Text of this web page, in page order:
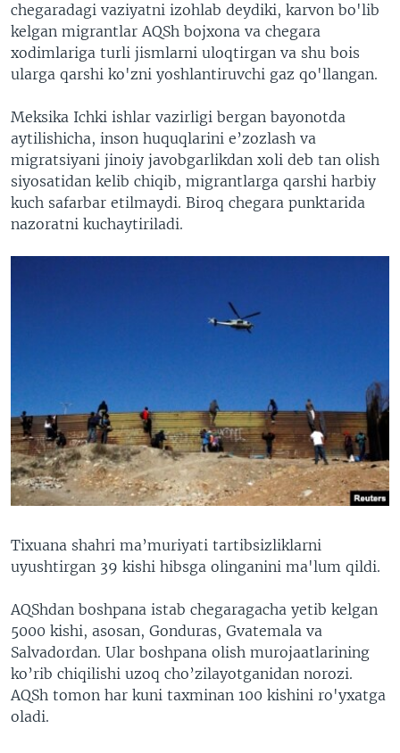
chegaradagi vaziyatni izohlab deydiki, karvon bo'lib
kelgan migrantlar AQSh bojxona va chegara
xodimlariga turli jismlarni uloqtirgan va shu bois
ularga qarshi ko'zni yoshlantiruvchi gaz qo'llangan.
Meksika Ichki ishlar vazirligi bergan bayonotda
aytilishicha, inson huquqlarini e’zozlash va
migratsiyani jinoiy javobgarlikdan xoli deb tan olish
siyosatidan kelib chiqib, migrantlarga qarshi harbiy
kuch safarbar etilmaydi. Biroq chegara punktarida
nazoratni kuchaytiriladi.
Tixuana shahri ma’muriyati tartibsizliklarni
uyushtirgan 39 kishi hibsga olinganini ma'lum qildi.
AQShdan boshpana istab chegaragacha yetib kelgan
5000 kishi, asosan, Gonduras, Gvatemala va
Salvadordan. Ular boshpana olish murojaatlarining
ko’rib chiqilishi uzoq cho’zilayotganidan norozi.
AQSh tomon har kuni taxminan 100 kishini ro'yxatga
oladi.